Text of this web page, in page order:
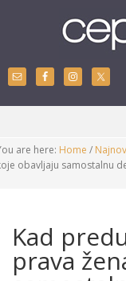
are here: Home /
obavljaju samostalnu
Kad
prava